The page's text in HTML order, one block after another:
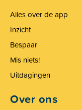
Alles over de app
Inzicht
Bespaar
Mis niets!
Uitdagingen
Over ons